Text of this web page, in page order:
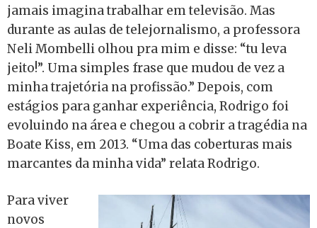
jamais imagina trabalhar em televisão. Mas
durante as aulas de telejornalismo, a professora
Neli Mombelli olhou pra mim e disse: “tu leva
jeito!”. Uma simples frase que mudou de vez a
minha trajetória na profissão.” Depois, com
estágios para ganhar experiência, Rodrigo foi
evoluindo na área e chegou a cobrir a tragédia na
Boate Kiss, em 2013. “Uma das coberturas mais
marcantes da minha vida” relata Rodrigo.
Para viver
novos